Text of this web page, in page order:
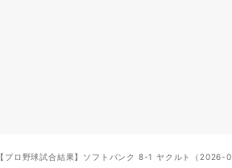
【プロ野球試合結果】ソフトバンク 8-1 ヤクルト（2026-